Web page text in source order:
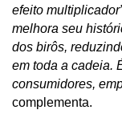
efeito
melhora seu
dos birôs,
em toda a cadeia.
consumidores,
complementa.